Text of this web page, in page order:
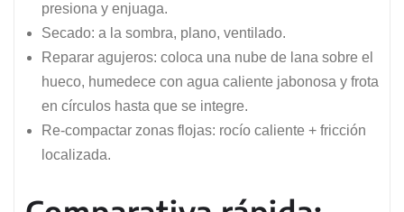
presiona y enjuaga.
Secado: a la sombra, plano, ventilado.
Reparar agujeros: coloca una nube de lana sobre el
hueco, humedece con agua caliente jabonosa y frota
en círculos hasta que se integre.
Re-compactar zonas flojas: rocío caliente + fricción
localizada.